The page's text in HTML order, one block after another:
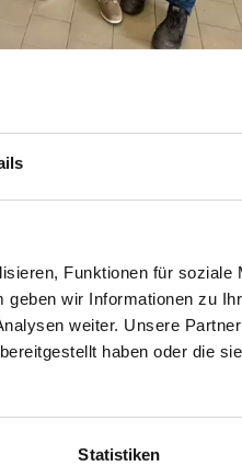
Funktionen für soziale
wir Informationen zu
weiter. Unsere
haben oder die
Statistiken
tan fuerte como Telemet
y estrecha
esenciales para una
se utilizan en playas de
Brindemos juntos por